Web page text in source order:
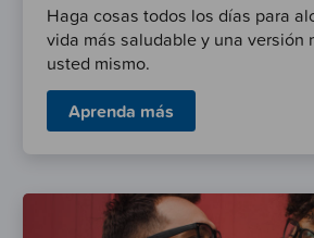
Haga cosas todos los días para
vida más saludable y una versión
usted mismo.
Aprenda más